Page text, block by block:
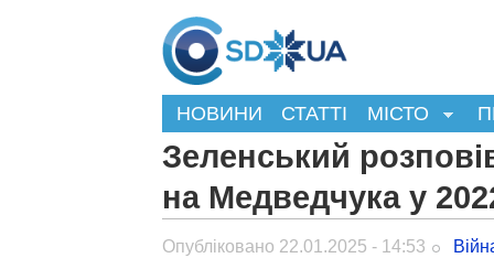
НОВИНИ СТАТТІ МІСТО
Зеленський
на Медведчука у
Опубліковано 22.01.2025 - 14:53